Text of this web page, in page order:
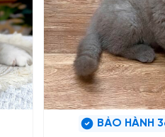
BẢO HÀNH